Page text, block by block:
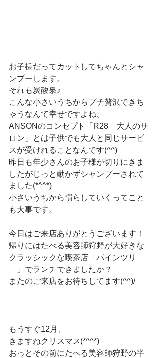
お子様だってカットしてちゃんとシャ
ンプーします。
それも炭酸泉♪
こんな小さいうちからプチ贅沢できち
ゃうなんて幸せですよね、
ANSONのコンセプト「R28　大人のサ
ロン」とは子供でも大人と同じサービ
スが受けれることなんです(^^)
昨日も年少さんのお子様が切りにきま
したがじっと動かずシャンプーされて
ました(*^^*)
小さいうちから慣らしていくってこと
も大事です。
今日はご来店ありがとうございます！
帰りにはたべる美容師狩野が大好きな
クラッシックな喫茶店「パインツリ
ー」でランチできましたか？
またのご来店をお待ちしてます(^^)/
もうすぐ12月、
きますねクリスマス(*^^*)
おっとその前にたべる美容師狩野の半